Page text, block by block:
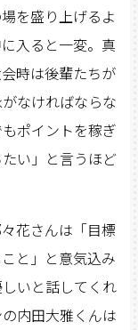
を盛り上げるよ
入ると一変。真
時は後輩たちが
なければならな
ポイントを稼ぎ
い」と言うほど
花さんは「目標
と」と意気込み
いと話してくれ
内田大雅くんは